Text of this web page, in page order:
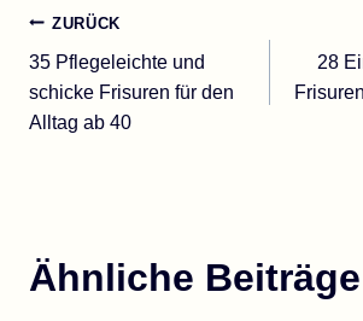
Beitragsnavigation
ZURÜCK
35 Pflegeleichte und
schicke Frisuren für den
Alltag ab 40
28
Ähnliche Beiträge